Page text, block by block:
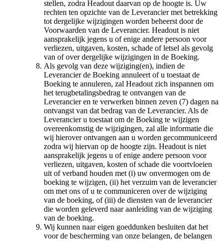
stellen, zodra Headout daarvan op de hoogte is. Uw
rechten ten opzichte van de Leverancier met betrekking
tot dergelijke wijzigingen worden beheerst door de
Voorwaarden van de Leverancier. Headout is niet
aansprakelijk jegens u of enige andere persoon voor
verliezen, uitgaven, kosten, schade of letsel als gevolg
van of over dergelijke wijzigingen in de Boeking.
Als gevolg van deze wijziging(en), indien de
Leverancier de Boeking annuleert of u toestaat de
Boeking te annuleren, zal Headout zich inspannen om
het terugbetalingsbedrag te ontvangen van de
Leverancier en te verwerken binnen zeven (7) dagen na
ontvangst van dat bedrag van de Leverancier. Als de
Leverancier u toestaat om de Boeking te wijzigen
overeenkomstig de wijzigingen, zal alle informatie die
wij hierover ontvangen aan u worden gecommuniceerd
zodra wij hiervan op de hoogte zijn. Headout is niet
aansprakelijk jegens u of enige andere persoon voor
verliezen, uitgaven, kosten of schade die voortvloeien
uit of verband houden met (i) uw onvermogen om de
boeking te wijzigen, (ii) het verzuim van de leverancier
om met ons of u te communiceren over de wijziging
van de boeking, of (iii) de diensten van de leverancier
die worden geleverd naar aanleiding van de wijziging
van de boeking.
Wij kunnen naar eigen goeddunken besluiten dat het
voor de bescherming van onze belangen, de belangen